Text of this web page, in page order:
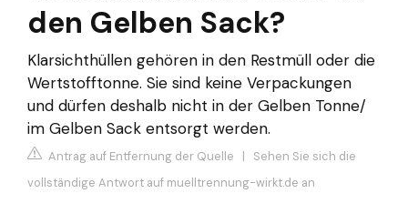
den Gelben Sack?
Klarsichthüllen gehören in den Restmüll oder die
Wertstofftonne. Sie sind keine Verpackungen
und dürfen deshalb nicht in der Gelben Tonne/
im Gelben Sack entsorgt werden.
Antrag auf Entfernung der Quelle | Sehen Sie sich die
vollständige Antwort auf muelltrennung-wirkt.de an